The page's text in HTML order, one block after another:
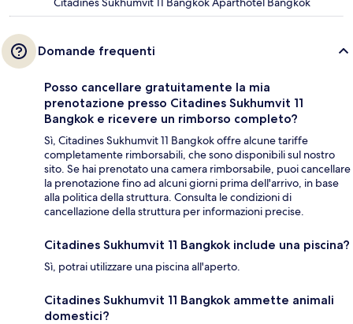
Domande frequenti
Posso cancellare gratuitamente la mia
prenotazione presso Citadines Sukhumvit 11
Bangkok e ricevere un rimborso completo?
Sì, Citadines Sukhumvit 11 Bangkok offre alcune tariffe
completamente rimborsabili, che sono disponibili sul nostro
sito. Se hai prenotato una camera rimborsabile, puoi cancellare
la prenotazione fino ad alcuni giorni prima dell'arrivo, in base
alla politica della struttura. Consulta le condizioni di
cancellazione della struttura per informazioni precise.
Citadines Sukhumvit 11 Bangkok include una piscina?
Sì, potrai utilizzare una piscina all'aperto.
Citadines Sukhumvit 11 Bangkok ammette animali
domestici?